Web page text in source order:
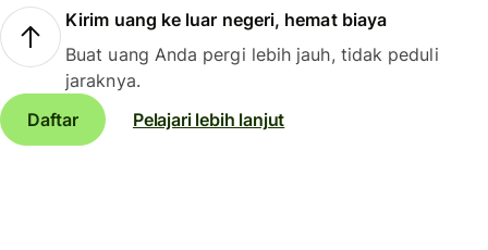
Kirim uang ke luar negeri, hemat biaya
Buat uang Anda pergi lebih jauh, tidak peduli
jaraknya.
Daftar
Pelajari lebih lanjut